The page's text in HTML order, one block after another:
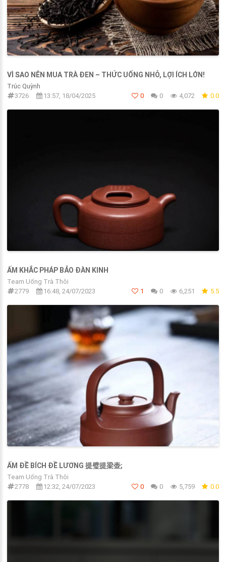
VÌ SAO NÊN MUA TRÀ ĐEN – THỨC UỐNG NHỎ, LỢI ÍCH LỚN!
Trúc Quỳnh
3726
13:57, 18/04/2025 0 0 4,072 0.0
ẤM KHẮC PHÁP BẢO ĐÀN KINH
Team Uống Trà Thôi
2779
16:48, 24/07/2023 1 0 6,251 5.5
ẤM ĐỀ BÍCH ĐỀ LƯƠNG 提璧提梁壶;
Team Uống Trà Thôi
2778
12:32, 24/07/2023 0 0 5,759 0.0